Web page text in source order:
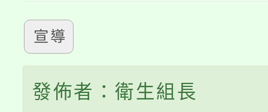
宣導
發佈者：衛生組長